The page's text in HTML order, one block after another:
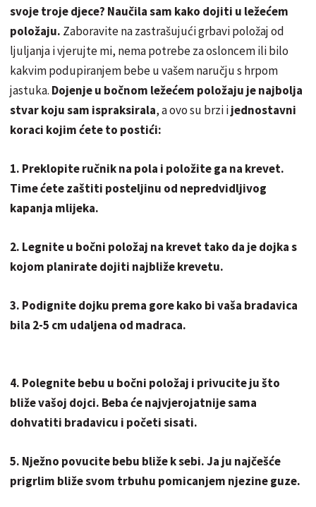
svoje troje djece? Naučila sam kako dojiti u ležećem
položaju. Zaboravite na zastrašujući grbavi položaj od
ljuljanja i vjerujte mi, nema potrebe za osloncem ili bilo
kakvim podupiranjem bebe u vašem naručju s hrpom
jastuka. Dojenje u bočnom ležećem položaju je najbolja
stvar koju sam ispraksirala, a ovo su brzi ijednostavni
koraci kojim ćete to postići:
1. Preklopite ručnik na pola i položite ga na krevet.
Time ćete zaštiti posteljinu od nepredvidljivog
kapanja mlijeka.
2. Legnite u bočni položaj na krevet tako da je dojka s
kojom planirate dojiti najbliže krevetu.
3. Podignite dojku prema gore kako bi vaša bradavica
bila 2-5 cm udaljena od madraca.
4. Polegnite bebu u bočni položaj i privucite ju što
bliže vašoj dojci. Beba će najvjerojatnije sama
dohvatiti bradavicu i početi sisati.
5. Nježno povucite bebu bliže k sebi. Ja ju najčešće
prigrlim bliže svom trbuhu pomicanjem njezine guze.